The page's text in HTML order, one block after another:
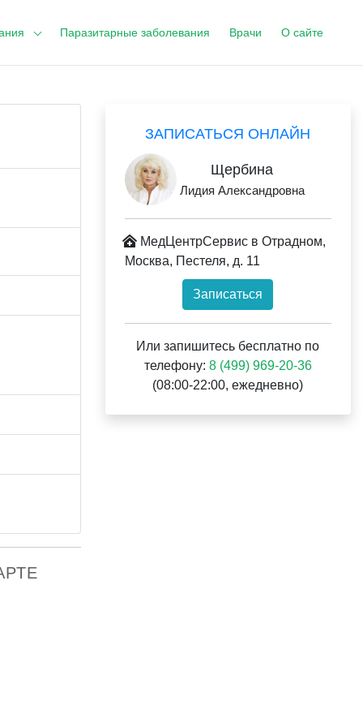
Паразитарные заболевания Врачи О сайте
ЗАПИСАТЬСЯ ОНЛАЙН
Щербина
Лидия Александровна
МедЦентрСервис в Отрадном,
Москва, Пестеля, д. 11
Записаться
Или запишитесь бесплатно по
телефону: 8 (499) 969-20-36
(08:00-22:00, ежедневно)